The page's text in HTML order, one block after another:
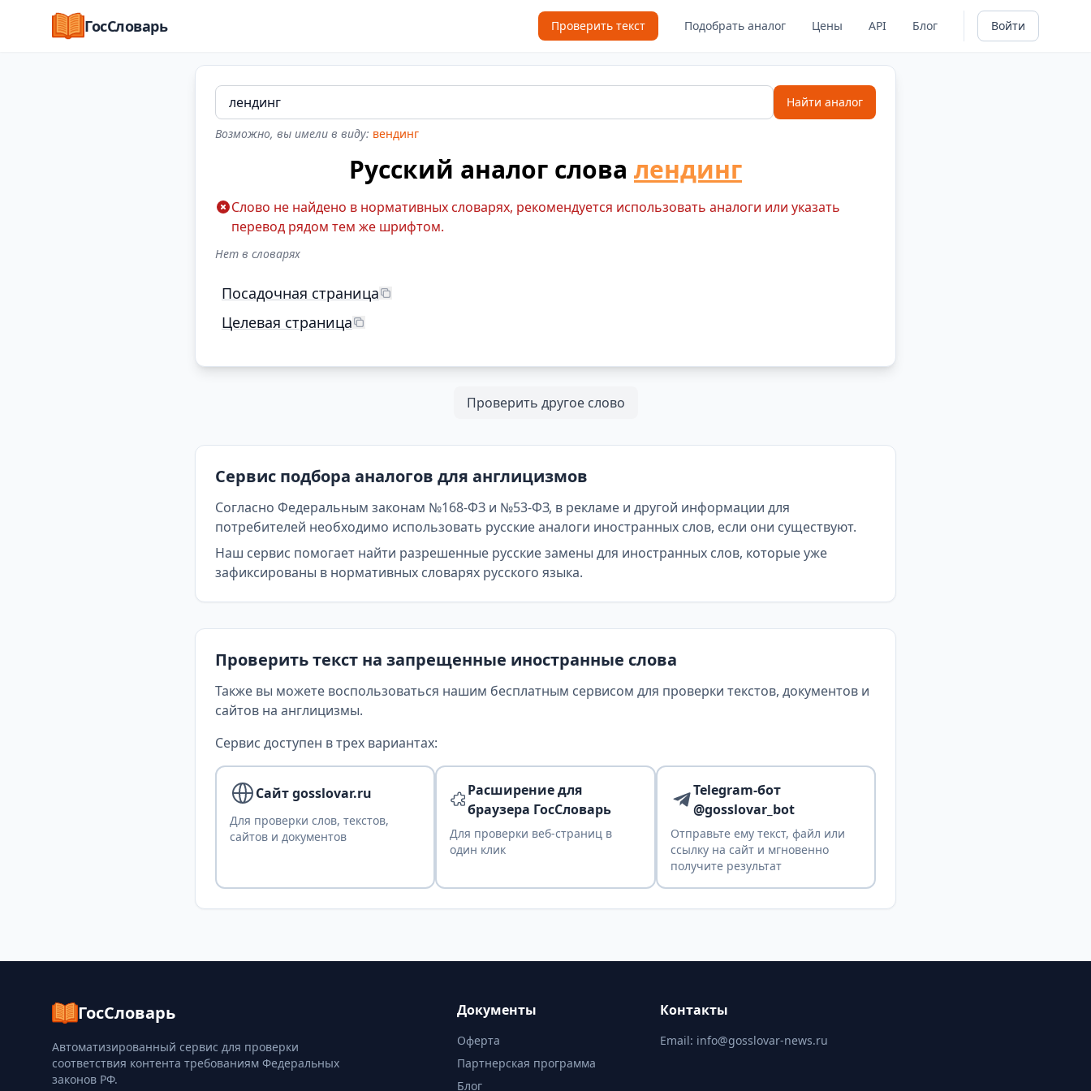
ГосСловарь Проверить текст Подобрать аналог Цены API Блог Войти
Найти аналог
Возможно, вы имели в виду: вендинг
Русский аналог слова лендинг
Слово не найдено в нормативных словарях, рекомендуется использовать аналоги или указать
перевод рядом тем же шрифтом.
Нет в словарях
Посадочная страница
Целевая страница
Проверить другое слово
Сервис подбора аналогов для англицизмов
Согласно Федеральным законам №168-ФЗ и №53-ФЗ, в рекламе и другой информации для
потребителей необходимо использовать русские аналоги иностранных слов, если они существуют.
Наш сервис помогает найти разрешенные русские замены для иностранных слов, которые уже
зафиксированы в нормативных словарях русского языка.
Проверить текст на запрещенные иностранные слова
Также вы можете воспользоваться нашим бесплатным сервисом для проверки текстов, документов и
сайтов на англицизмы.
Сервис доступен в трех вариантах:
Сайт gosslovar.ru
Для проверки слов, текстов,
сайтов и документов
Расширение для
браузера ГосСловарь
Для проверки веб-страниц в
один клик
Telegram-бот
@gosslovar_bot
Отправьте ему текст, файл или
ссылку на сайт и мгновенно
получите результат
ГосСловарь
Автоматизированный сервис для проверки
соответствия контента требованиям Федеральных
законов РФ.
Документы
Оферта
Партнерская программа
Блог
Контакты
Email: info@gosslovar-news.ru